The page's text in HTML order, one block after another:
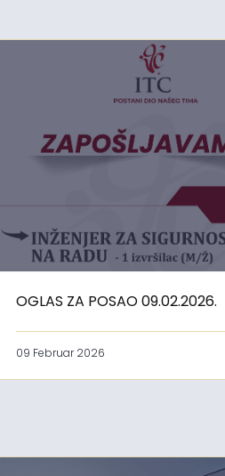
OGLAS ZA POSAO 09.02.2026.
09 Februar 2026